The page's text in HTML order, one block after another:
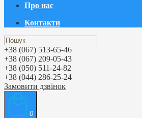
Про нас
Контакти
+38 (067) 513-65-46
+38 (067) 209-05-43
+38 (050) 511-24-82
+38 (044) 286-25-24
Замовити дзвінок
0